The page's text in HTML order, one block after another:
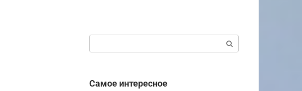
Самое интересное